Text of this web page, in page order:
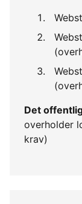
Det
overholder
krav)